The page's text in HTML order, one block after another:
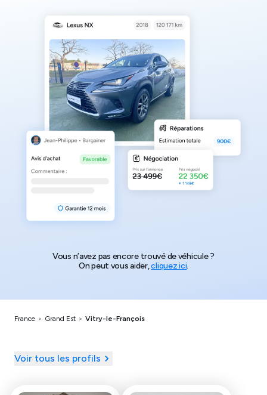
Vous n’avez pas encore trouvé de véhicule ?
On peut vous aider,cliquez ici.
France > Grand Est > Vitry-le-François
Voir tous les profils